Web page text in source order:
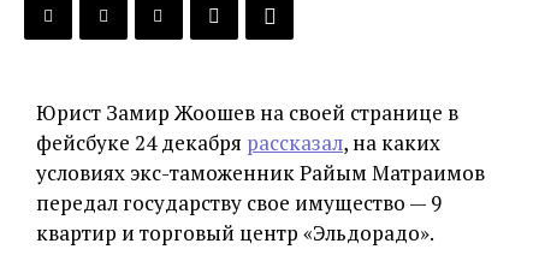
Юрист Замир Жоошев на своей странице в
фейсбуке 24 декабря рассказал, на каких
условиях экс-таможенник Райым Матраимов
передал государству свое имущество — 9
квартир и торговый центр «Эльдорадо».